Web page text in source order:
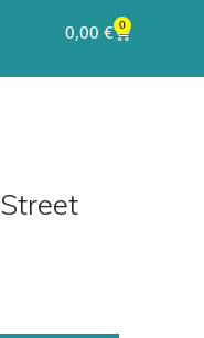
0,00€ 0